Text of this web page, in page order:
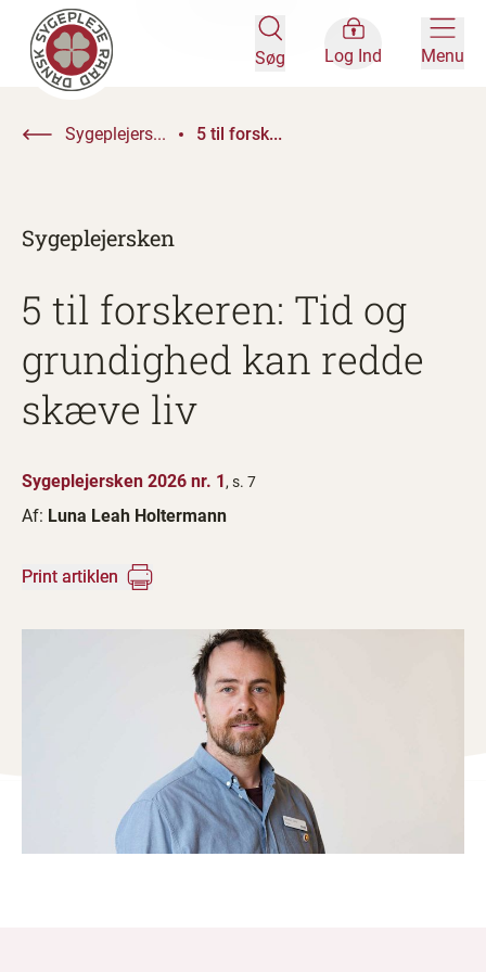
Søg Log Ind Menu
Sygeplejers... 5 til forsk...
Sygeplejersken
5 til forskeren: Tid og
grundighed kan redde
skæve liv
Sygeplejersken 2026 nr. 1, s. 7
Af: Luna Leah Holtermann
Print artiklen